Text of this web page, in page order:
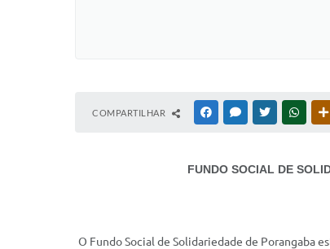
COMPARTILHAR FACEBOOKMESSENGER
TWITTER
FUNDO SOCIAL DE
O Fundo Social de Solidariedade de Porangaba